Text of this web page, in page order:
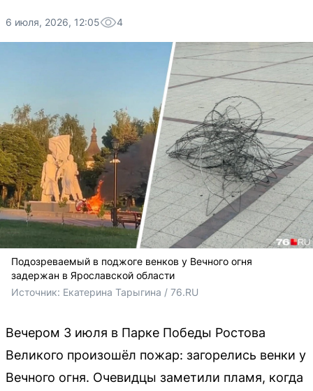
6 июля, 2026, 12:05 4
Подозреваемый в поджоге венков у Вечного огня
задержан в Ярославской области
Источник: Екатерина Тарыгина / 76.RU
Вечером 3 июля в Парке Победы Ростова
Великого произошёл пожар: загорелись венки у
Вечного огня. Очевидцы заметили пламя, когда